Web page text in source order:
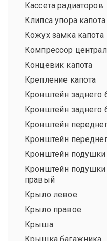
Кассета радиаторов
Клипса упора капота
Кожух замка капота
Компрессор
Концевик капота
Крепление капота
Кронштейн заднего
Кронштейн заднего
Кронштейн
Кронштейн
Кронштейн подушки
Кронштейн подушки
правый
Крыло левое
Крыло правое
Крыша